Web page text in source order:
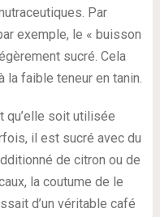
Par
exemple, le « buisson
sucré. Cela
la faible teneur en tanin.
qu’elle soit utilisée
il est sucré avec du
de citron ou de
la coutume de le
d’un véritable café